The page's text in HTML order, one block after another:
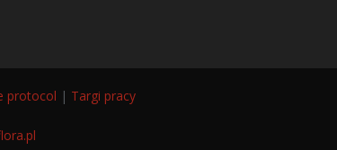
protocol | Targi pracy